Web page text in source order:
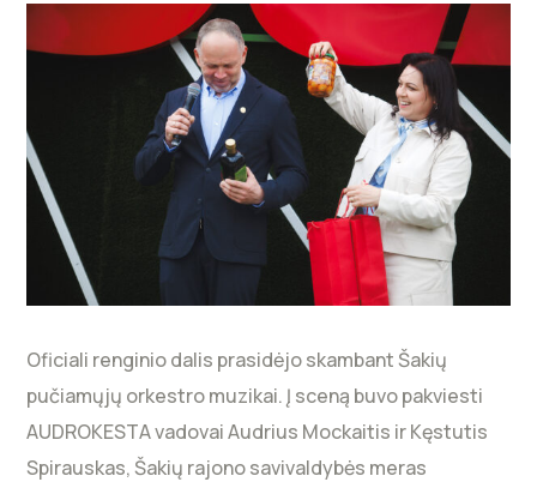
Oficiali renginio dalis prasidėjo skambant Šakių
pučiamųjų orkestro muzikai. Į sceną buvo pakviesti
AUDROKESTA vadovai Audrius Mockaitis ir Kęstutis
Spirauskas, Šakių rajono savivaldybės meras